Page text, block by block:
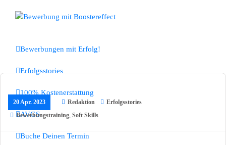
Inhalt
Bewerbungen mit Erfolg!
Erfolgsstories
100% Kostenerstattung
AVGS
Buche Deinen Termin
20 Apr. 2023 Redaktion
Erfolgsstories
Bewerbungstraining Soft Skills